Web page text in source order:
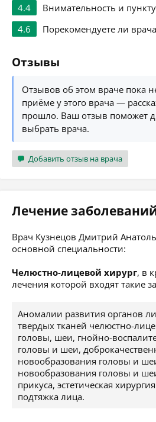
4.4
Внимательность и
4.6
Порекомендуете ли
Отзывы
Отзывов об этом враче пока
приёме у этого врача —
прошло. Ваш отзыв поможет
выбрать врача.
Добавить отзыв на врача
Лечение
Врач Кузнецов Дмитрий
основной специальности:
Челюстно-лицевой хирург, в
лечения которой входят такие
Аномалии развития органов
твердых тканей челюстно-
головы, шеи, гнойно-
головы и шеи,
новообразования головы и
новообразования головы и
прикуса, эстетическая
подтяжка лица.